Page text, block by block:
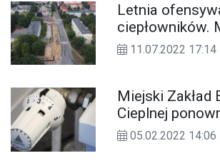
Letnia
ciepłowników.
modernizuje
11.07.2022 17:14
Miejski Zakład
Cieplnej
stawki.
05.02.2022 14:06